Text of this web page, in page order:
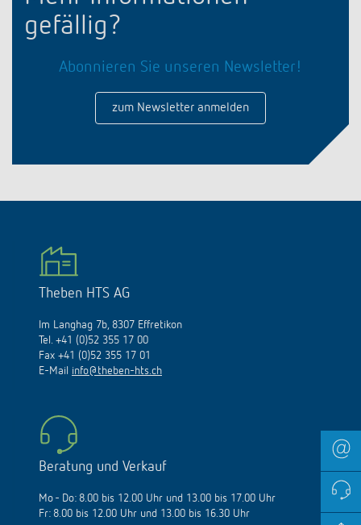
gefällig?
Abonnieren Sie unseren Newsletter!
zum Newsletter anmelden
Theben HTS AG
Im Langhag 7b, 8307 Effretikon
Tel. +41 (0)52 355 17 00
Fax +41 (0)52 355 17 01
E-Mail info@theben-hts.ch
Beratung und Verkauf
Mo - Do: 8.00 bis 12.00 Uhr und 13.00 bis 17.00 Uhr
Fr: 8.00 bis 12.00 Uhr und 13.00 bis 16.30 Uhr